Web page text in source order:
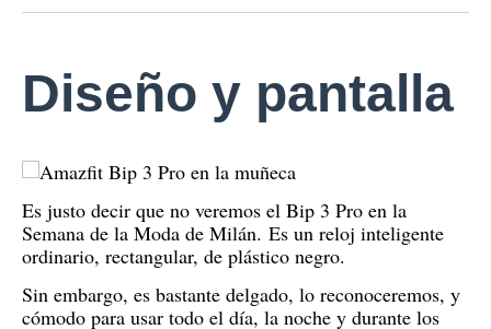
Diseño y pantalla
Es justo decir que no veremos el Bip 3 Pro en la
Semana de la Moda de Milán. Es un reloj inteligente
ordinario, rectangular, de plástico negro.
Sin embargo, es bastante delgado, lo reconoceremos, y
cómodo para usar todo el día, la noche y durante los